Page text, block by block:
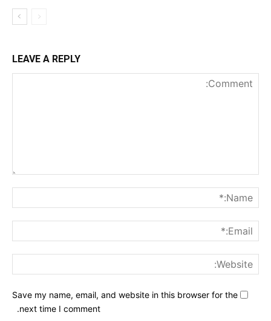
LEAVE A REPLY
Save my name, email, and website in this browser for the
next time I comment.